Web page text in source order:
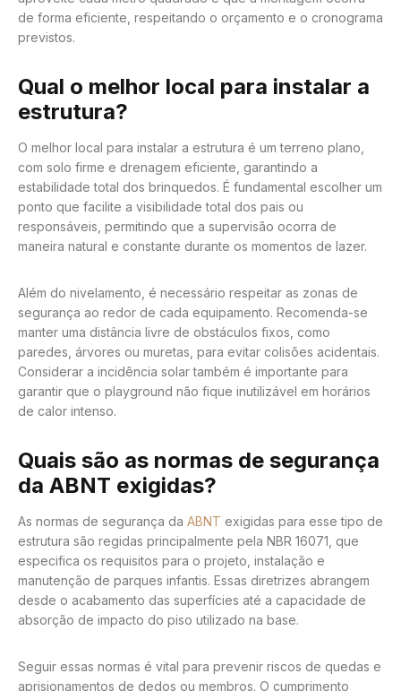
de forma eficiente, respeitando o orçamento e o cronograma
previstos.
Qual o melhor local para instalar a
estrutura?
O melhor local para instalar a estrutura é um terreno plano,
com solo firme e drenagem eficiente, garantindo a
estabilidade total dos brinquedos. É fundamental escolher um
ponto que facilite a visibilidade total dos pais ou
responsáveis, permitindo que a supervisão ocorra de
maneira natural e constante durante os momentos de lazer.
Além do nivelamento, é necessário respeitar as zonas de
segurança ao redor de cada equipamento. Recomenda-se
manter uma distância livre de obstáculos fixos, como
paredes, árvores ou muretas, para evitar colisões acidentais.
Considerar a incidência solar também é importante para
garantir que o playground não fique inutilizável em horários
de calor intenso.
Quais são as normas de segurança
da ABNT exigidas?
As normas de segurança da ABNT exigidas para esse tipo de
estrutura são regidas principalmente pela NBR 16071, que
especifica os requisitos para o projeto, instalação e
manutenção de parques infantis. Essas diretrizes abrangem
desde o acabamento das superfícies até a capacidade de
absorção de impacto do piso utilizado na base.
Seguir essas normas é vital para prevenir riscos de quedas e
aprisionamentos de dedos ou membros. O cumprimento